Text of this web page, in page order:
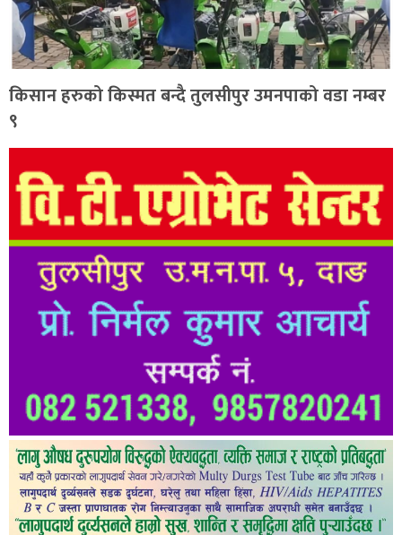
किसान हरुको किस्मत बन्दै तुलसीपुर उमनपाको वडा नम्बर
९